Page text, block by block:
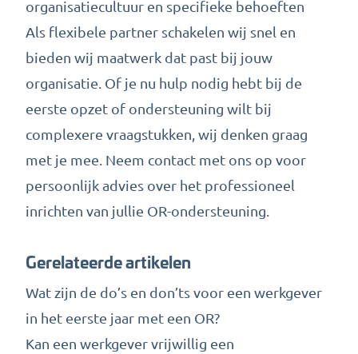
organisatiecultuur en specifieke behoeften
Als flexibele partner schakelen wij snel en
bieden wij maatwerk dat past bij jouw
organisatie. Of je nu hulp nodig hebt bij de
eerste opzet of ondersteuning wilt bij
complexere vraagstukken, wij denken graag
met je mee. Neem contact met ons op voor
persoonlijk advies over het professioneel
inrichten van jullie OR-ondersteuning.
Gerelateerde artikelen
Wat zijn de do’s en don’ts voor een werkgever
in het eerste jaar met een OR?
Kan een werkgever vrijwillig een